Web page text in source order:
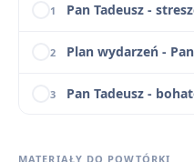
1 Pan Tadeusz -
2 Plan wydarzeń -
3 Pan Tadeusz -
MATERIAŁY DO POWTÓRKI